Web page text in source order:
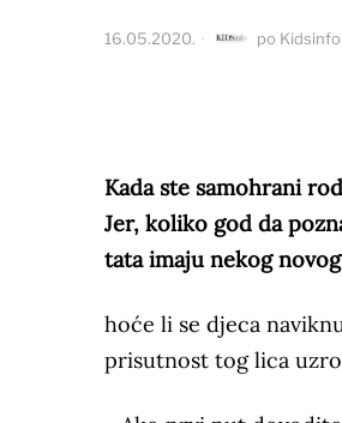
16.05.2020. po Kidsinfo
Kada ste samohrani
Jer, koliko god da
tata imaju nekog
hoće li se djeca
prisutnost tog lica